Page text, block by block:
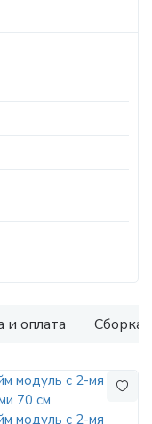
и оплата Сборка